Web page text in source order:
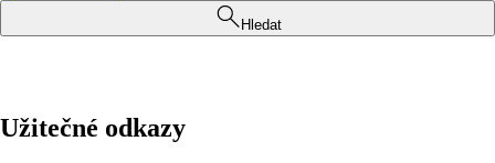
Hledat
Užitečné odkazy